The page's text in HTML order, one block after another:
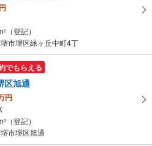
2
（登記）
市堺区緑ヶ丘中町4丁
でもらえる
区旭通
円
2
（登記）
市堺区旭通